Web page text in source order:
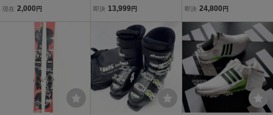
イテック メンズ サイズ2
カーキ 靴 シューズ 登山靴
ショートブーツ
現在 2,000 円
ナイキ ACG Air Zoom GAI
ガイアドーム 迷彩 ゴアテ
ックス 防水 登山 トレッキ
ング 箱有り
即決 13,999円
キーブーツ 25cm 25.5cm
即決 24,800 円